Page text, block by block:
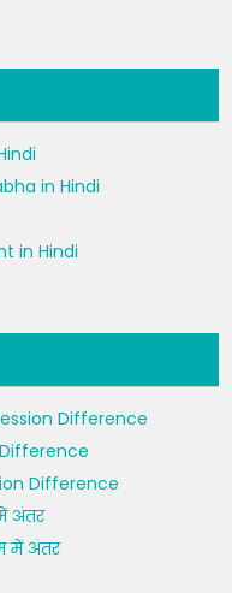
in Hindi
in Hindi
Difference
Difference
अंतर
में अंतर